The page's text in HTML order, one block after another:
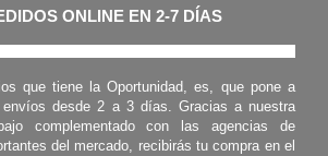
ONLINE EN 2-7 DÍAS
que tiene la Oportunidad, es, que pone a
envíos desde 2 a 3 días. Gracias a nuestra
complementado con las agencias de
del mercado, recibirás tu compra en el